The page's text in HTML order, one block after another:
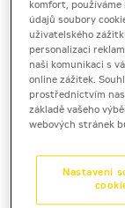
Ifor
přívěsný vozík
Hmotnost
Nosnost (kg)
Ložná plocha
Výška podlahy
Cena za
komfort, používáme
údajů soubory
uživatelského
personalizaci
naši komunikaci s
online zážitek.
prostřednictvím
základě vašeho
webových stránek
Nastavení